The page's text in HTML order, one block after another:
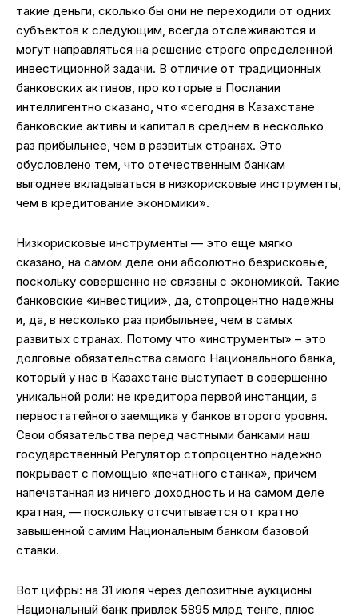
такие деньги, сколько бы они не переходили от одних
субъектов к следующим, всегда отслеживаются и
могут направляться на решение строго определенной
инвестиционной задачи. В отличие от традиционных
банковских активов, про которые в Послании
интеллигентно сказано, что «сегодня в Казахстане
банковские активы и капитал в среднем в несколько
раз прибыльнее, чем в развитых странах. Это
обусловлено тем, что отечественным банкам
выгоднее вкладываться в низкорисковые инструменты,
чем в кредитование экономики».
Низкорисковые инструменты — это еще мягко
сказано, на самом деле они абсолютно безрисковые,
поскольку совершенно не связаны с экономикой. Такие
банковские «инвестиции», да, стопроцентно надежны
и, да, в несколько раз прибыльнее, чем в самых
развитых странах. Потому что «инструменты» – это
долговые обязательства самого Национального банка,
который у нас в Казахстане выступает в совершенно
уникальной роли: не кредитора первой инстанции, а
первостатейного заемщика у банков второго уровня.
Свои обязательства перед частными банками наш
государственный Регулятор стопроцентно надежно
покрывает с помощью «печатного станка», причем
напечатанная из ничего доходность и на самом деле
кратная, — поскольку отсчитывается от кратно
завышенной самим Национальным банком базовой
ставки.
Вот цифры: на 31 июля через депозитные аукционы
Национальный банк привлек 5895 млрд тенге, плюс